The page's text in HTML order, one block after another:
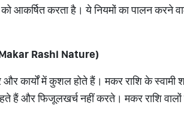
को आकर्षित करता है। ये नियमों का पालन करने
(Makar Rashi Nature)
और कार्यों में कुशल होते हैं। मकर राशि के
हैं और फिजूलखर्च नहीं करते। मकर राशि